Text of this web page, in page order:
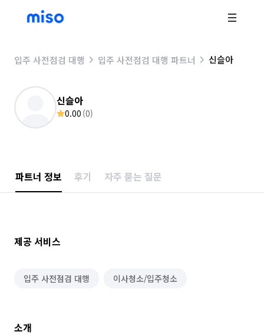
입주 사전점검 대행 입주 사전점검 대행 파트너 신슬아
신슬아
0.00 (0)
파트너 정보 후기 자주 묻는 질문
제공 서비스
입주 사전점검 대행 이사청소/입주청소
소개